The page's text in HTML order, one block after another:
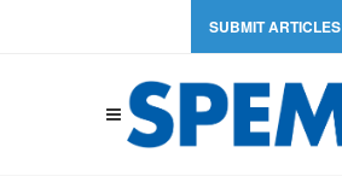
SUBMIT ARTICLES